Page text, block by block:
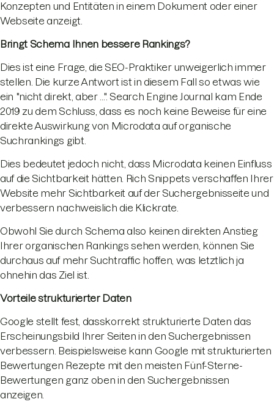
Konzepten und Entitäten in einem Dokument oder einer
Webseite anzeigt.
Bringt Schema Ihnen bessere Rankings?
Dies ist eine Frage, die SEO-Praktiker unweigerlich immer
stellen. Die kurze Antwort ist in diesem Fall so etwas wie
ein "nicht direkt, aber ...". Search Engine Journal kam Ende
2019 zu dem Schluss, dass es noch keine Beweise für eine
direkte Auswirkung von Microdata auf organische
Suchrankings gibt.
Dies bedeutet jedoch nicht, dass Microdata keinen Einfluss
auf die Sichtbarkeit hätten. Rich Snippets verschaffen Ihrer
Website mehr Sichtbarkeit auf der Suchergebnisseite und
verbessern nachweislich die Klickrate.
Obwohl Sie durch Schema also keinen direkten Anstieg
Ihrer organischen Rankings sehen werden, können Sie
durchaus auf mehr Suchtraffic hoffen, was letztlich ja
ohnehin das Ziel ist.
Vorteile strukturierter Daten
Google stellt fest, dasskorrekt strukturierte Daten das
Erscheinungsbild Ihrer Seiten in den Suchergebnissen
verbessern. Beispielsweise kann Google mit strukturierten
Bewertungen Rezepte mit den meisten Fünf-Sterne-
Bewertungen ganz oben in den Suchergebnissen
anzeigen.